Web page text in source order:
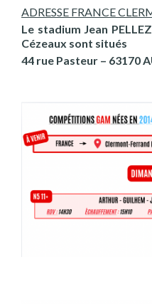
ADRESSE FRANCE
Le stadium Jean
Cézeaux sont situés
44 rue Pasteur – 63170